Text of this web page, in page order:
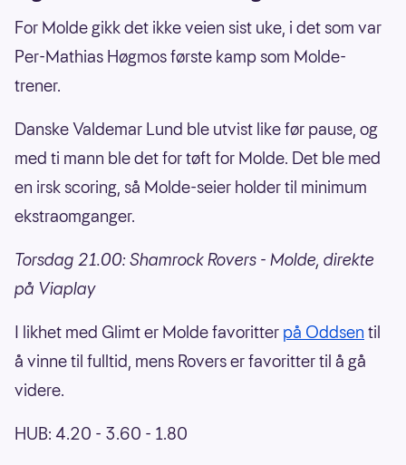
For Molde gikk det ikke veien sist uke, i det som var
Per-Mathias Høgmos første kamp som Molde-
trener.
Danske Valdemar Lund ble utvist like før pause, og
med ti mann ble det for tøft for Molde. Det ble med
en irsk scoring, så Molde-seier holder til minimum
ekstraomganger.
Torsdag 21.00: Shamrock Rovers - Molde, direkte
på Viaplay
I likhet med Glimt er Molde favoritter på Oddsen til
å vinne til fulltid, mens Rovers er favoritter til å gå
videre.
HUB: 4.20 - 3.60 - 1.80